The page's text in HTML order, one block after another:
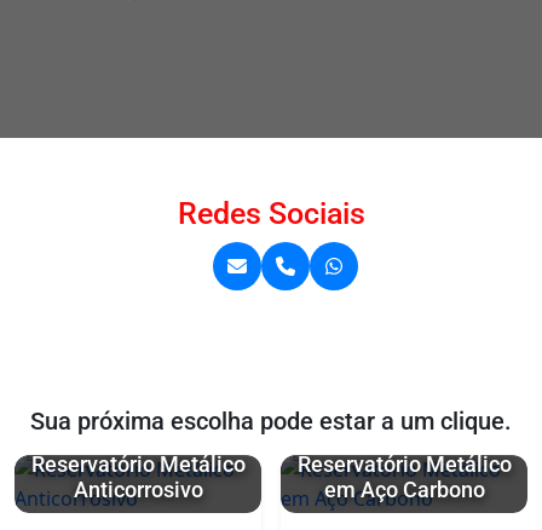
Redes Sociais
Sua próxima escolha pode estar a um clique.
Reservatório Metálico
Anticorrosivo
Reservatório Metálico
em Aço Carbono